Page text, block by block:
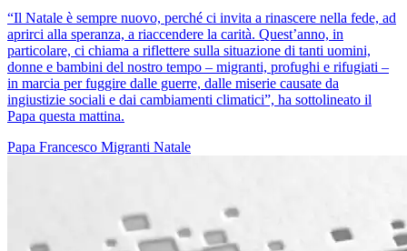
“Il Natale è sempre nuovo, perché ci invita a rinascere nella fede, ad
aprirci alla speranza, a riaccendere la carità. Quest’anno, in
particolare, ci chiama a riflettere sulla situazione di tanti uomini,
donne e bambini del nostro tempo – migranti, profughi e rifugiati –
in marcia per fuggire dalle guerre, dalle miserie causate da
ingiustizie sociali e dai cambiamenti climatici”, ha sottolineato il
Papa questa mattina.
Papa Francesco Migranti Natale